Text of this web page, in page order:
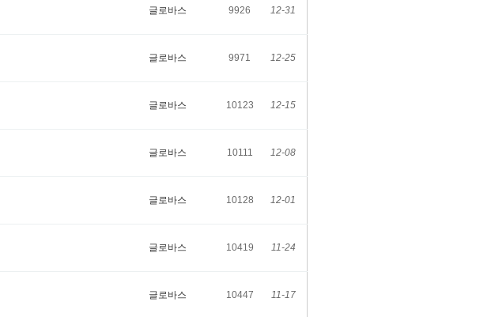
글로바스 9926 12-31
글로바스 9971 12-25
글로바스 10123 12-15
글로바스 10111 12-08
글로바스 10128 12-01
글로바스 10419 11-24
글로바스 10447 11-17